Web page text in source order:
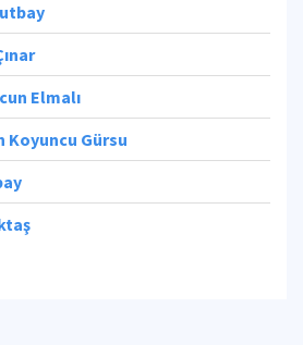
Elmalı
Koyuncu Gürsu